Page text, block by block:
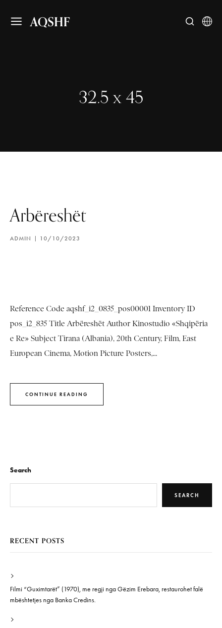
AQSHF
32.5 x 45
Arbëreshët
ADMIN 10/10/2023
Reference Code aqshf_i2_0835_pos00001 Inventory ID
pos_i2_835 Title Arbëreshët Author Kinostudio «Shqipëria
e Re» Subject Tirana (Albania), 20th Century, Film, East
European Cinema, Motion Picture Posters,...
CONTINUE READING
Search
SEARCH
RECENT POSTS
Filmi “Guximtarët” (1970), me regji nga Gëzim Erebara, restaurohet falë
mbështetjes nga Banka Credins.